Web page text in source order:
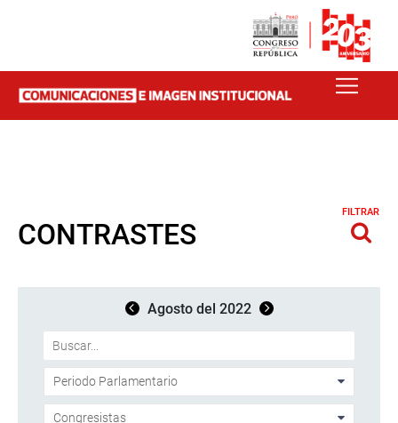
CONTRASTES
FILTRAR
Agosto del 2022